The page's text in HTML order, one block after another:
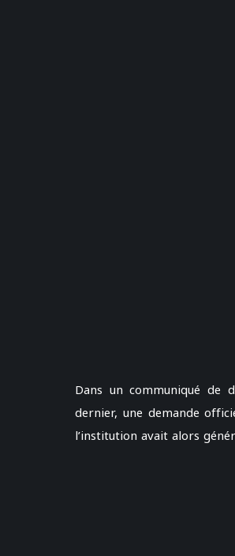
Dans un communiqué de
dernier, une demande
l’institution avait alors